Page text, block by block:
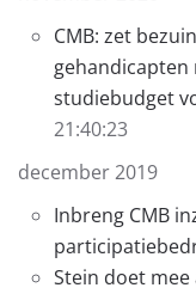
CMB: zet
studiebudget
21:40:23
december 2019
Inbreng CMB
Stein doet